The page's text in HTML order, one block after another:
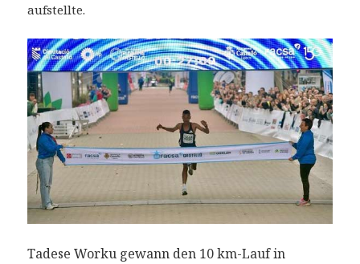
aufstellte.
Tadese Worku gewann den 10 km-Lauf in